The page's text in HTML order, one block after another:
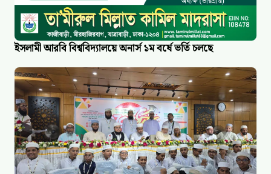
ইসলামী আরবি বিশ্ববিদ্যালয়ে অনার্স ১ম বর্ষে ভর্তি চলছে